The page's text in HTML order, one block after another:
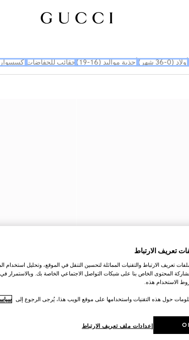
أولاد (0-36 شهر) أحذية مواليد (16-19) حقائب للحفاضات
تعريف الارتباط
تعريف الارتباط والتقنيات المماثلة لتحسين التنقل في الموقع، وتحليل استخدام
المحتوى الخاص بنا على شبكات التواصل الاجتماعي الخاصة بك. وبالاستمرار
الاستخدام هذه.
حول هذه التقنيات واستخدامها على موقع الويب هذا، يُرجى الرجوع إلى
إعدادات ملف تعريف الارتباط